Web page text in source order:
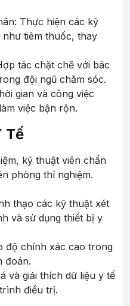
Thực hiện các kỹ
tiêm thuốc, thay
tác chặt chẽ với bác
đội ngũ chăm sóc.
gian và công việc
việc bận rộn.
Tế
kỹ thuật viên chẩn
phòng thí nghiệm.
thạo các kỹ thuật xét
và sử dụng thiết bị y
độ chính xác cao trong
đoán.
và giải thích dữ liệu y tế
điều trị.